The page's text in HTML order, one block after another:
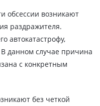
обсессии возникают
раздражителя.
автокатастрофу,
В данном случае причина
с конкретным
без четкой